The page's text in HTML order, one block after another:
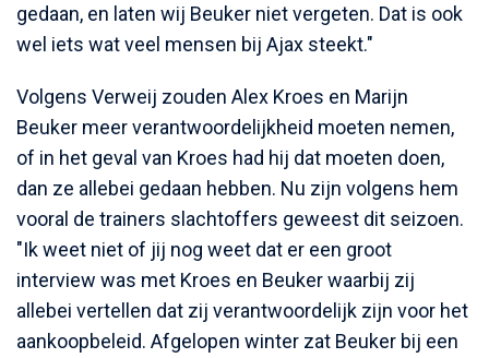
gedaan, en laten wij Beuker niet vergeten. Dat is ook
wel iets wat veel mensen bij Ajax steekt."
Volgens Verweij zouden Alex Kroes en Marijn
Beuker meer verantwoordelijkheid moeten nemen,
of in het geval van Kroes had hij dat moeten doen,
dan ze allebei gedaan hebben. Nu zijn volgens hem
vooral de trainers slachtoffers geweest dit seizoen.
"Ik weet niet of jij nog weet dat er een groot
interview was met Kroes en Beuker waarbij zij
allebei vertellen dat zij verantwoordelijk zijn voor het
aankoopbeleid. Afgelopen winter zat Beuker bij een